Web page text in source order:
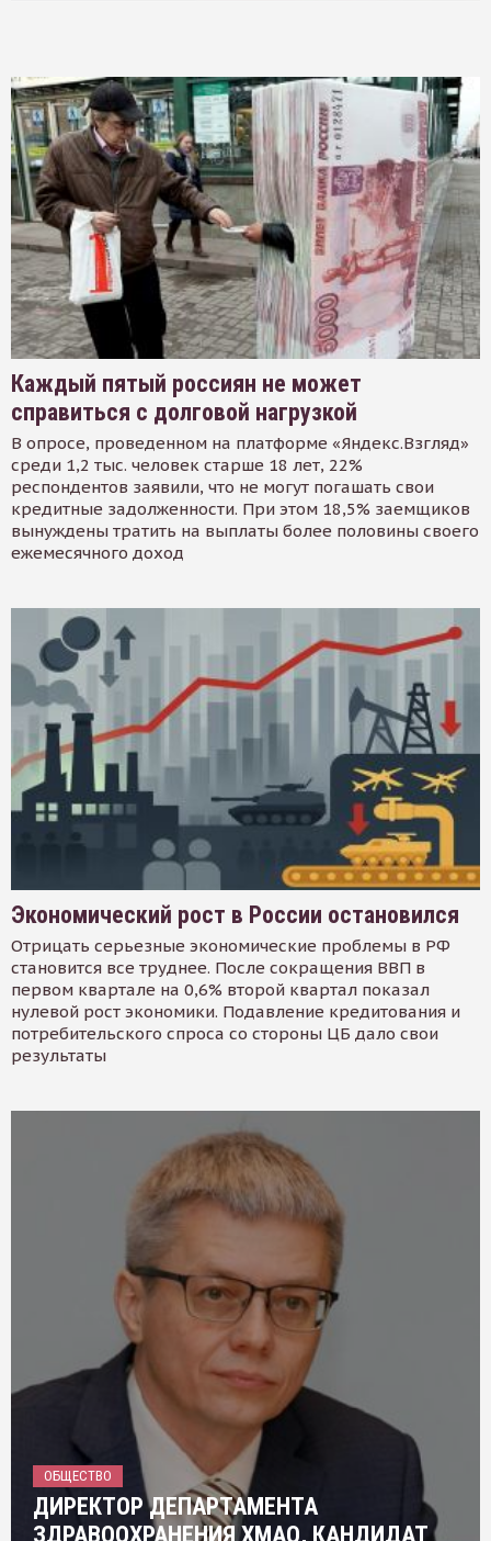
Каждый пятый россиян не может
справиться с долговой нагрузкой
В опросе, проведенном на платформе «Яндекс.Взгляд»
среди 1,2 тыс. человек старше 18 лет, 22%
респондентов заявили, что не могут погашать свои
кредитные задолженности. При этом 18,5% заемщиков
вынуждены тратить на выплаты более половины своего
ежемесячного доход
Экономический рост в России остановился
Отрицать серьезные экономические проблемы в РФ
становится все труднее. После сокращения ВВП в
первом квартале на 0,6% второй квартал показал
нулевой рост экономики. Подавление кредитования и
потребительского спроса со стороны ЦБ дало свои
результаты
ОБЩЕСТВО
ДИРЕКТОР ДЕПАРТАМЕНТА
ЗДРАВООХРАНЕНИЯ ХМАО, КАНДИДАТ